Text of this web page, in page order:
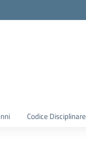
Codice Disciplinare